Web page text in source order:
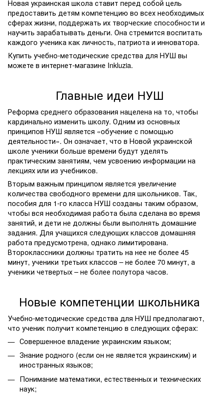
Новая украинская школа ставит перед собой цель
предоставить детям компетенцию во всех необходимых
сферах жизни, поддержать их творческие способности и
научить зарабатывать деньги. Она стремится воспитать
каждого ученика как личность, патриота и инноватора.
Купить учебно-методические средства для НУШ вы
можете в интернет-магазине Inkluzia.
Главные идеи НУШ
Реформа среднего образования нацелена на то, чтобы
кардинально изменить школу. Одним из основных
принципов НУШ является «обучение с помощью
деятельности». Он означает, что в Новой украинской
школе ученики больше времени будут уделять
практическим занятиям, чем усвоению информации на
лекциях или из учебников.
Вторым важным принципом является увеличение
количества свободного времени для школьников. Так,
пособия для 1-го класса НУШ созданы таким образом,
чтобы вся необходимая работа была сделана во время
занятий, и дети не должны были выполнять домашние
задания. Для учащихся следующих классов домашняя
работа предусмотрена, однако лимитирована.
Второклассники должны тратить на нее не более 45
минут, ученики третьих классов – не более 70 минут, а
ученики четвертых – не более полутора часов.
Новые компетенции школьника
Учебно-методические средства для НУШ предполагают,
что ученик получит компетенцию в следующих сферах:
Совершенное владение украинским языком;
Знание родного (если он не является украинским) и
иностранных языков;
Понимание математики, естественных и технических
наук;